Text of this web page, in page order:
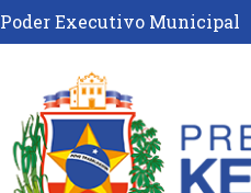
Poder Executivo Municipal